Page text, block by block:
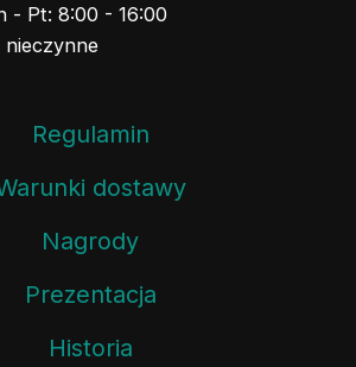
- Pt: 8:00 - 16:00
nieczynne
Regulamin
dostawy
Nagrody
Prezentacja
Historia